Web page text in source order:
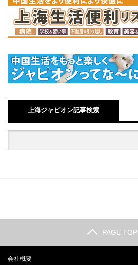
上海ジャピオン記事検索
PAGE TOP
会社概要